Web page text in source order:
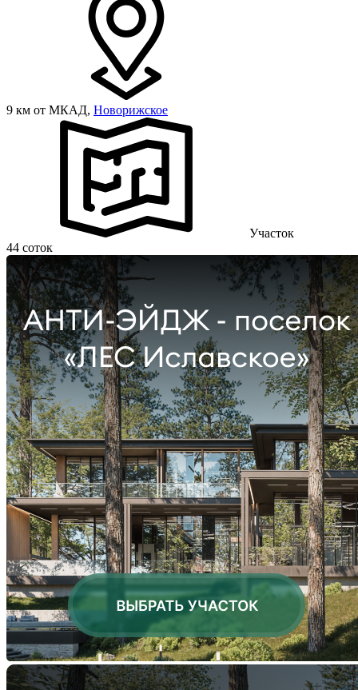
9 км от МКАД, Новорижское
Участок
44 соток